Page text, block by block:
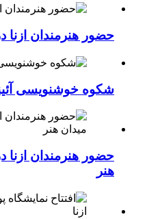
حضور هنرمندان ازنا
شکوه خوشنویسی
حضور هنرمندان
هنر